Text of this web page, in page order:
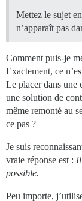
Mettez le sujet
n’apparaît pas
Comment puis-je
Exactement, ce
Le placer dans une
une solution de
même remonté au
ce pas ?
Je suis
vraie réponse est :
possible.
Peu importe,